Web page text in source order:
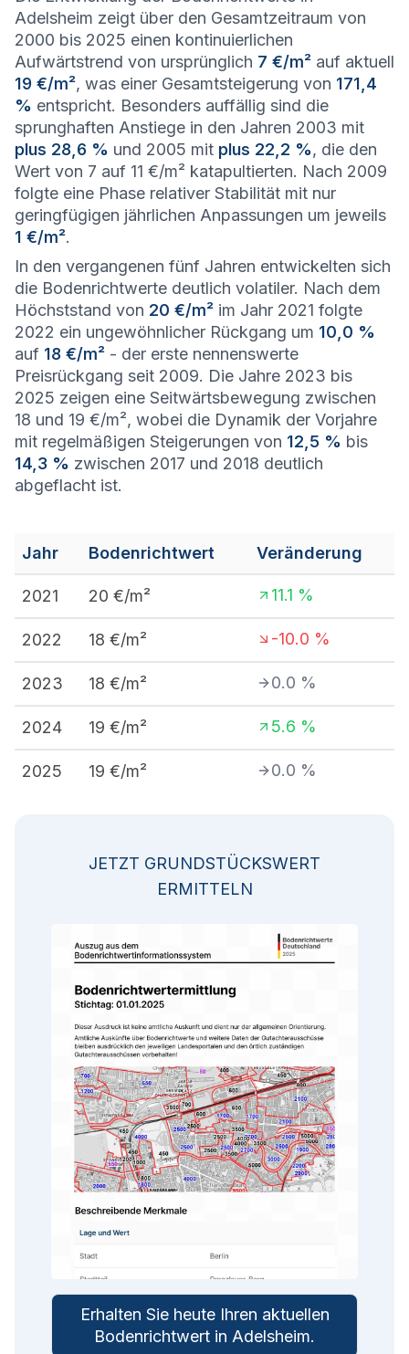
Adelsheim zeigt über den Gesamtzeitraum von
2000 bis 2025 einen kontinuierlichen
Aufwärtstrend von ursprünglich 7 €/m² auf aktuell
19 €/m², was einer Gesamtsteigerung von 171,4
% entspricht. Besonders auffällig sind die
sprunghaften Anstiege in den Jahren 2003 mit
plus 28,6 % und 2005 mit plus 22,2 %, die den
Wert von 7 auf 11 €/m² katapultierten. Nach 2009
folgte eine Phase relativer Stabilität mit nur
geringfügigen jährlichen Anpassungen um jeweils
1 €/m².
In den vergangenen fünf Jahren entwickelten sich
die Bodenrichtwerte deutlich volatiler. Nach dem
Höchststand von 20 €/m² im Jahr 2021 folgte
2022 ein ungewöhnlicher Rückgang um 10,0 %
auf 18 €/m² - der erste nennenswerte
Preisrückgang seit 2009. Die Jahre 2023 bis
2025 zeigen eine Seitwärtsbewegung zwischen
18 und 19 €/m², wobei die Dynamik der Vorjahre
mit regelmäßigen Steigerungen von 12,5 % bis
14,3 % zwischen 2017 und 2018 deutlich
abgeflacht ist.
Jahr Bodenrichtwert Veränderung
2021 20 €/m² 11.1 %
2022 18 €/m² -10.0 %
2023 18 €/m² 0.0 %
2024 19 €/m² 5.6 %
2025 19 €/m² 0.0 %
JETZT GRUNDSTÜCKSWERT
ERMITTELN
Erhalten Sie heute Ihren aktuellen
Bodenrichtwert in Adelsheim.